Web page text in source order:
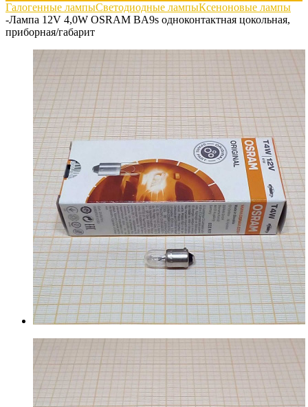
Галогенные лампыСветодиодные лампыКсеноновые лампы
-Лампа 12V 4,0W OSRAM BA9s одноконтактная цокольная,
приборная/габарит